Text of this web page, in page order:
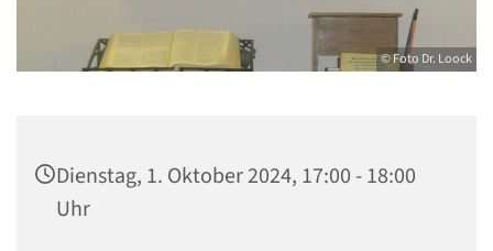
© Foto Dr. Loock
Dienstag, 1. Oktober 2024, 17:00 - 18:00
Uhr